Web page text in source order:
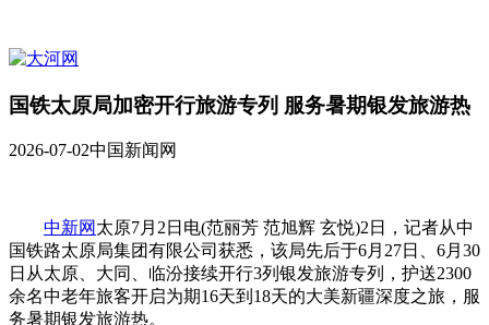
国铁太原局加密开行旅游专列 服务暑期银发旅游热
2026-07-02中国新闻网
中新网 太原7月2日电(范丽芳 范旭辉 玄悦)2日，记者从中
国铁路太原局集团有限公司获悉，该局先后于6月27日、6月30
日从太原、大同、临汾接续开行3列银发旅游专列，护送2300
余名中老年旅客开启为期16天到18天的大美新疆深度之旅，服
务暑期银发旅游热。